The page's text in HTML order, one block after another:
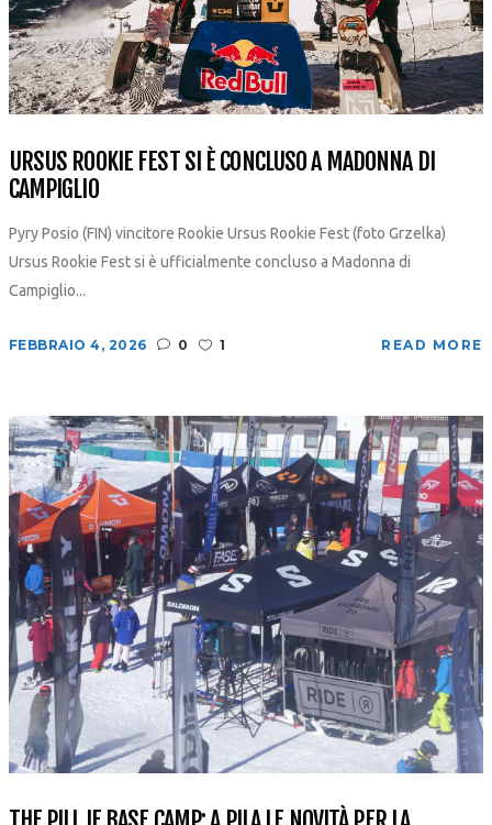
URSUS ROOKIE FEST SI È CONCLUSO A MADONNA DI
CAMPIGLIO
Pyry Posio (FIN) vincitore Rookie Ursus Rookie Fest (foto Grzelka)
Ursus Rookie Fest si è ufficialmente concluso a Madonna di
Campiglio...
FEBBRAIO 4, 2026 0 1 READ MORE